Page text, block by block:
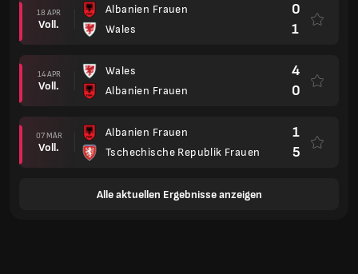
18 APR
Voll.
Albanien Frauen
Wales
0
1
14 APR
Voll.
Wales
Albanien Frauen
4
0
07 MÄR
Voll.
Albanien Frauen
Tschechische Republik Frauen
1
5
Alle aktuellen Ergebnisse anzeigen